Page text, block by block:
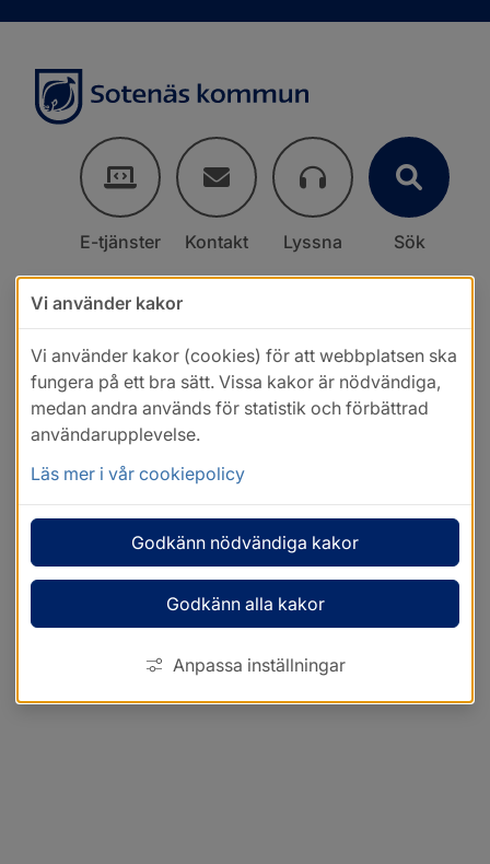
E-tjänster Kontakt Lyssna Sök
Vi använder kakor
Vi använder kakor (cookies) för att webbplatsen ska
fungera på ett bra sätt. Vissa kakor är nödvändiga,
medan andra används för statistik och förbättrad
användarupplevelse.
Läs mer i vår cookiepolicy
Godkänn nödvändiga kakor
Godkänn alla kakor
Anpassa inställningar